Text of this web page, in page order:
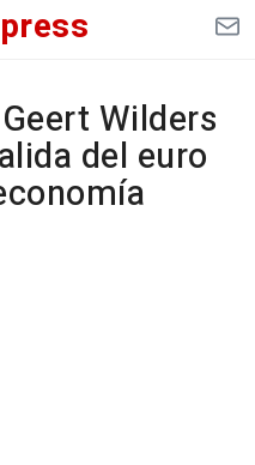
press
Wilders
del euro